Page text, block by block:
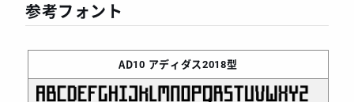
参考フォント
AD10 アディダス2018型